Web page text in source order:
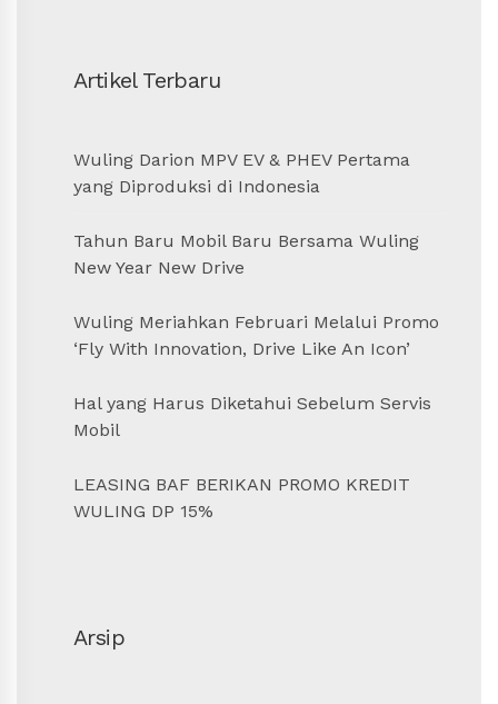
Artikel Terbaru
Wuling Darion MPV EV & PHEV Pertama
yang Diproduksi di Indonesia
Tahun Baru Mobil Baru Bersama Wuling
New Year New Drive
Wuling Meriahkan Februari Melalui Promo
‘Fly With Innovation, Drive Like An Icon’
Hal yang Harus Diketahui Sebelum Servis
Mobil
LEASING BAF BERIKAN PROMO KREDIT
WULING DP 15%
Arsip